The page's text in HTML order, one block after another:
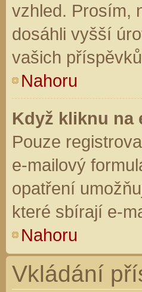
vzhled. Prosím,
dosáhli vyšší
vašich
Nahoru
Když kliknu na
Pouze
e-mailový
opatření
které sbírají e-
Nahoru
Vkládání